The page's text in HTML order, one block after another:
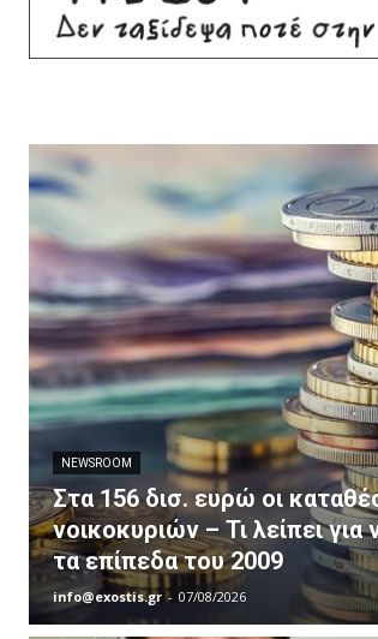
NEWSROOM
Στα 156 δισ. ευρώ οι
νοικοκυριών – Τι λείπει
τα επίπεδα του 2009
info@exostis.gr - 07/08/2026